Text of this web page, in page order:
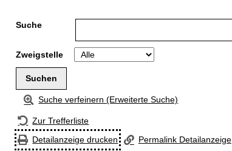
Suche
Zweigstelle
Suche verfeinern (Erweiterte Suche)
Zur Trefferliste
Detailanzeige drucken
Permalink Detailanzeige